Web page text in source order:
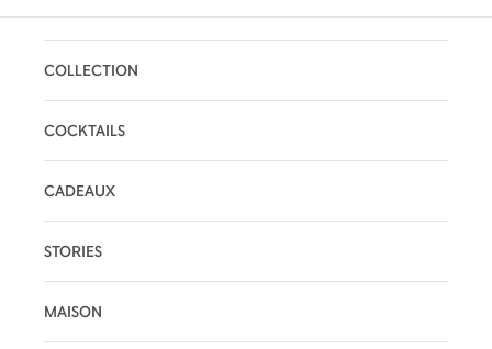
COLLECTION
COCKTAILS
CADEAUX
STORIES
MAISON